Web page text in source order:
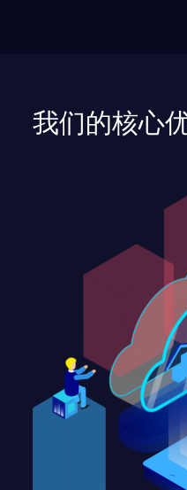
我们的核心